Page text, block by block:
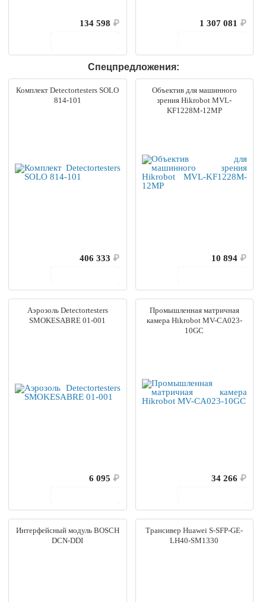
134 598 ₽
1 307 081 ₽
Спецпредложения:
Комплект Detectortesters SOLO
814-101
406 333 ₽
Объектив для машинного
зрения Hikrobot MVL-
KF1228M-12MP
10 894 ₽
Аэрозоль Detectortesters
SMOKESABRE 01-001
6 095 ₽
Промышленная матричная
камера Hikrobot MV-CA023-
10GC
34 266 ₽
Интерфейсный модуль BOSCH
DCN-DDI
Трансивер Huawei S-SFP-GE-
LH40-SM1330